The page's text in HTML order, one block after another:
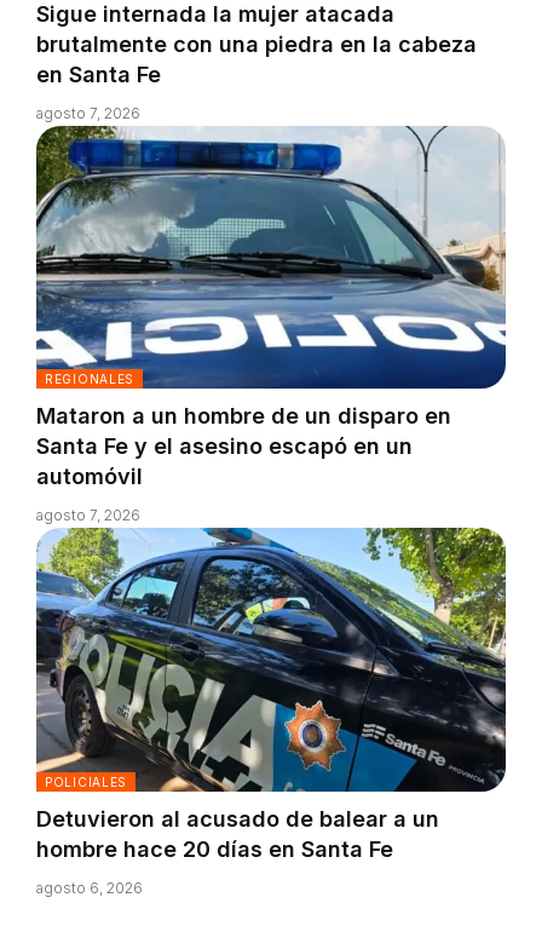
Sigue internada la mujer atacada
brutalmente con una piedra en la cabeza
en Santa Fe
agosto 7, 2026
REGIONALES
Mataron a un hombre de un disparo en
Santa Fe y el asesino escapó en un
automóvil
agosto 7, 2026
POLICIALES
Detuvieron al acusado de balear a un
hombre hace 20 días en Santa Fe
agosto 6, 2026